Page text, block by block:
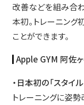
改善などを組み合
本初。トレーニン
ことができます。
Apple GYM 阿佐
・日本初の「スタイ
トレーニングに姿